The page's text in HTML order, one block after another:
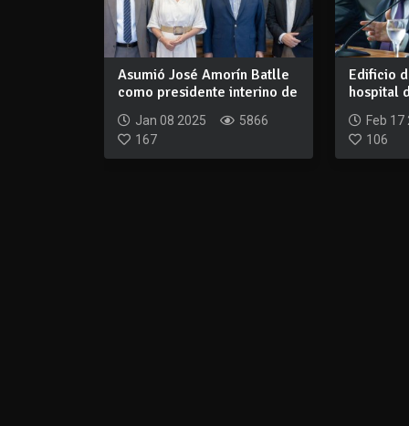
Asumió José Amorín Batlle
como presidente interino de
Jan 08 2025
5866
167
Edificio
hospital
Seguros
Feb 17
106